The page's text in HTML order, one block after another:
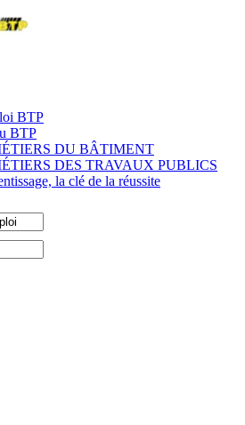
BTP
BTP
DU BÂTIMENT
DES TRAVAUX PUBLICS
la clé de la réussite